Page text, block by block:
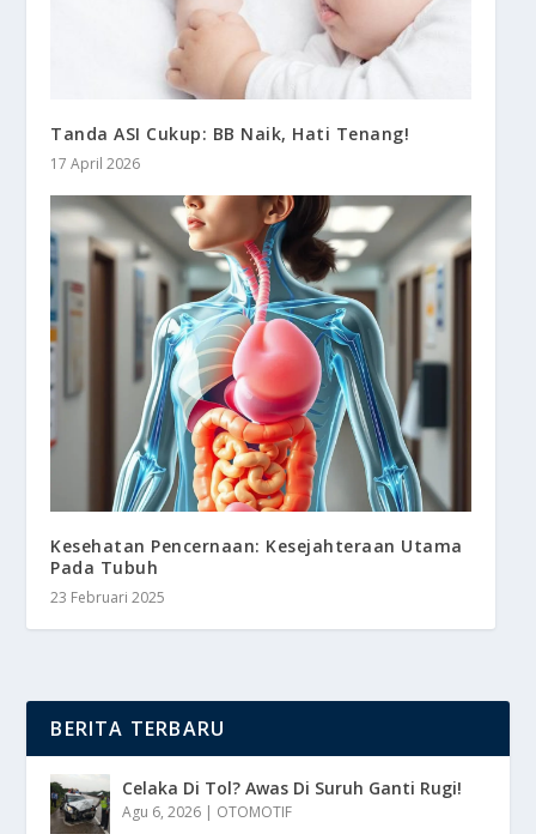
Tanda ASI Cukup: BB Naik, Hati Tenang!
17 April 2026
Kesehatan Pencernaan: Kesejahteraan Utama
Pada Tubuh
23 Februari 2025
BERITA TERBARU
Celaka Di Tol? Awas Di Suruh Ganti Rugi!
Agu 6, 2026 | OTOMOTIF